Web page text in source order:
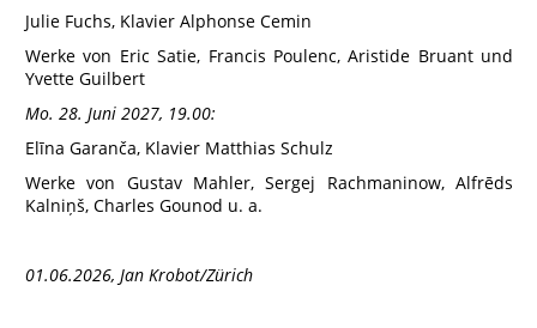
Julie Fuchs, Klavier Alphonse Cemin
Werke von Eric Satie, Francis Poulenc, Aristide Bruant und
Yvette Guilbert
Mo. 28. Juni 2027, 19.00:
Elīna Garanča, Klavier Matthias Schulz
Werke von Gustav Mahler, Sergej Rachmaninow, Alfrēds
Kalniņš, Charles Gounod u. a.
01.06.2026, Jan Krobot/Zürich